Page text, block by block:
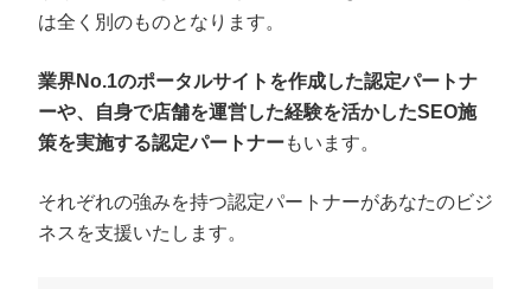
は全く別のものとなります。
業界No.1のポータルサイトを作成した認定パートナ
ーや、自身で店舗を運営した経験を活かしたSEO施
策を実施する認定パートナーもいます。
それぞれの強みを持つ認定パートナーがあなたのビジ
ネスを支援いたします。